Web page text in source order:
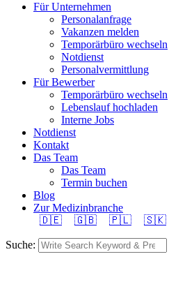
Für Unternehmen
Personalanfrage
Vakanzen melden
Temporärbüro wechseln
Notdienst
Personalvermittlung
Für Bewerber
Temporärbüro wechseln
Lebenslauf hochladen
Interne Jobs
Notdienst
Kontakt
Das Team
Das Team
Termin buchen
Blog
Zur Medizinbranche
🇩🇪
🇬🇧 🇵🇱 🇸🇰
Suche: